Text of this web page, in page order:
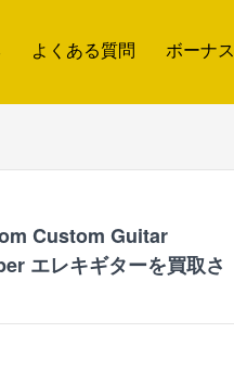
よくある質問 ボーナス
Custom Guitar
エレキギターを買取さ